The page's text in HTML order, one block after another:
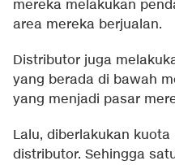
mereka melakukan
area mereka berjualan.
Distributor juga
yang berada di bawah
yang menjadi pasar
Lalu, diberlakukan
distributor. Sehingga